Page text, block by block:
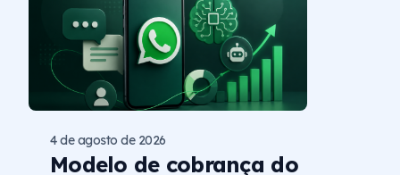
Modelo de cobrança do
4 de agosto de 2026